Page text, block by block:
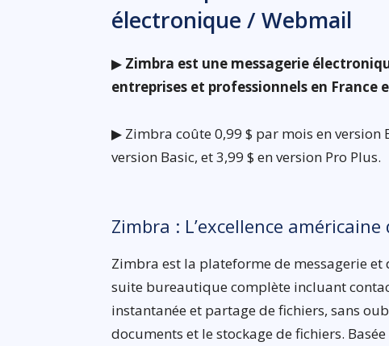
électronique / Webmail
▶ Zimbra est une messagerie
entreprises et professionnels en France
▶ Zimbra coûte 0,99 $ par mois en version
version Basic, et 3,99 $ en version Pro Plus.
Zimbra : L’excellence
Zimbra est la plateforme de messagerie
suite bureautique complète incluant
instantanée et partage de fichiers, sans
documents et le stockage de fichiers.